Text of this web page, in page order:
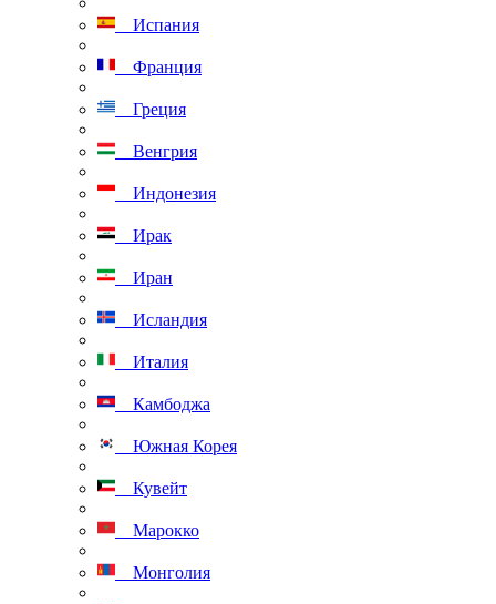
Испания
Франция
Греция
Венгрия
Индонезия
Ирак
Иран
Исландия
Италия
Камбоджа
Южная Корея
Кувейт
Марокко
Монголия